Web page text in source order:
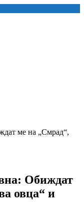
ме на „Смрад“,
Обиждат
овца“ и